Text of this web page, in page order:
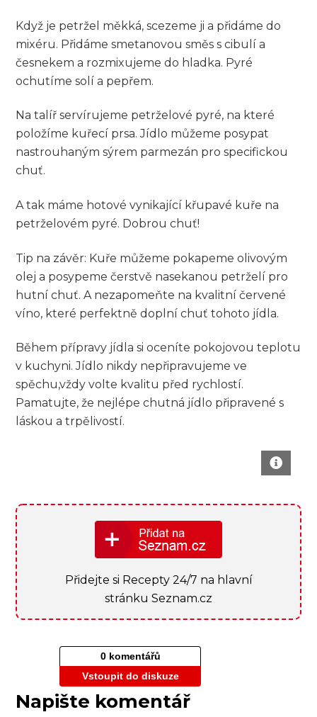
Když je petržel měkká, scezeme ji ⁤a přidáme do
mixéru. Přidáme smetanovou směs ⁤s cibulí‍ a
česnekem a rozmixujeme do⁢ hladka.⁤ Pyré ​
ochutíme​ solí a pepřem.
Na talíř servírujeme petrželové pyré, na ‌které
položíme kuřecí prsa. Jídlo můžeme posypat⁣
nastrouhaným sýrem parmezán pro specifickou
chuť.
A⁤ tak⁤ máme hotové vynikající křupavé kuře ​na
petrželovém pyré. ⁢Dobrou ⁣chuť!
Tip na závěr: Kuře můžeme​ pokapeme olivovým
olej a posypeme‌ čerstvě nasekanou petrželí pro
hutní chuť. A​ nezapomeňte⁢ na kvalitní červené
víno, které perfektně doplní chuť⁣ tohoto jídla.
Během přípravy jídla si oceníte pokojovou teplotu
v kuchyni. Jídlo‌ nikdy nepřipravujeme ve
spěchu,vždy volte kvalitu před rychlostí.
Pamatujte, že nejlépe chutná ⁤jídlo připravené s
⁤láskou ‍a trpělivostí.
Přidejte si Recepty 24/7 na hlavní
stránku Seznam.cz
0 komentářů
Vstoupit do diskuze
Napište komentář